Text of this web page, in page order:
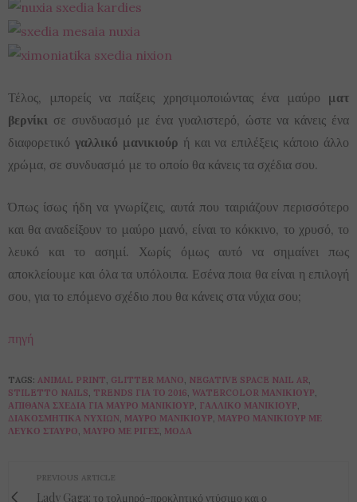
Τέλος, μπορείς να παίξεις χρησιμοποιώντας ένα μαύρο ματ
βερνίκι σε συνδυασμό με ένα γυαλιστερό, ώστε να κάνεις ένα
διαφορετικό γαλλικό μανικιούρ ή και να επιλέξεις κάποιο άλλο
χρώμα, σε συνδυασμό με το οποίο θα κάνεις τα σχέδια σου.
Όπως ίσως ήδη να γνωρίζεις, αυτά που ταιριάζουν περισσότερο
και θα αναδείξουν το μαύρο μανό, είναι το κόκκινο, το χρυσό, το
λευκό και το ασημί. Χωρίς όμως αυτό να σημαίνει πως
αποκλείουμε και όλα τα υπόλοιπα. Εσένα ποια θα είναι η επιλογή
σου, για το επόμενο σχέδιο που θα κάνεις στα νύχια σου;
πηγή
TAGS: ANIMAL PRINT, GLITTER ΜΑΝΌ, NEGATIVE SPACE NAIL AR,
STILETTO NAILS, TRENDS ΓΙΑ ΤΟ 2016, WATERCOLOR ΜΑΝΙΚΙΟΎΡ,
ΑΠΊΘΑΝΑ ΣΧΈΔΙΑ ΓΙΑ ΜΑΎΡΟ ΜΑΝΙΚΙΟΎΡ, ΓΑΛΛΙΚΌ ΜΑΝΙΚΙΟΎΡ,
ΔΙΑΚΟΣΜΗΤΙΚΆ ΝΥΧΙΏΝ, ΜΑΎΡΟ ΜΑΝΙΚΙΟΎΡ, ΜΑΎΡΟ ΜΑΝΙΚΙΟΎΡ ΜΕ
ΛΕΥΚΌ ΣΤΑΥΡΌ, ΜΑΎΡΟ ΜΕ ΡΊΓΕΣ, ΜΌΔΑ
PREVIOUS ARTICLE
Lady Gaga: το τολμηρό-προκλητικό ντύσιμο και ο